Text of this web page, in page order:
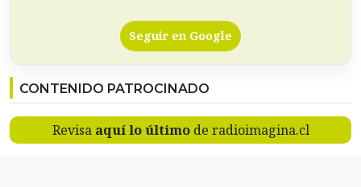
Seguir en Google
CONTENIDO PATROCINADO
Revisa aquí lo últimode radioimagina.cl